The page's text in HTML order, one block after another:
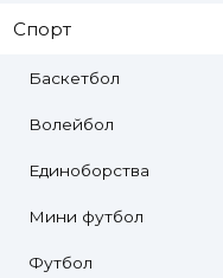
Спорт
Баскетбол
Волейбол
Единоборства
Мини футбол
Футбол